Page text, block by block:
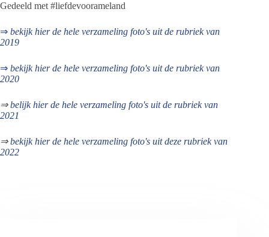
Gedeeld met #liefdevoorameland
⇒ bekijk hier de hele verzameling foto's uit de rubriek van
2019
⇒ bekijk hier de hele verzameling foto's uit de rubriek van
2020
⇒belijk hier de hele verzameling foto's uit de rubriek van
2021
⇒bekijk hier de hele verzameling foto's uit deze rubriek van
2022